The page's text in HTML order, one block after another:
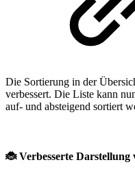
Die Sortierung in der
verbessert. Die Liste kann
auf- und absteigend sortiert
🐞Verbesserte Darstellung